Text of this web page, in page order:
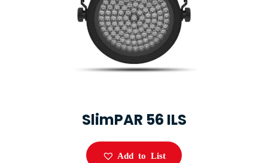
SlimPAR 56 ILS
Add to List